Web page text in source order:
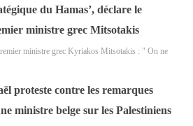
du Hamas’, déclare le
ministre grec Mitsotakis
ministre grec Kyriakos Mitsotakis : " On ne
proteste contre les remarques
ministre belge sur les Palestiniens